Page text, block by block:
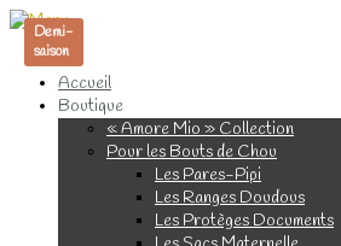
Accueil
Boutique
« Amore Mio » Collection
Pour les Bouts de Chou
Les Pares-Pipi
Les Ranges Doudous
Les Protèges Documents
Demi-
saison